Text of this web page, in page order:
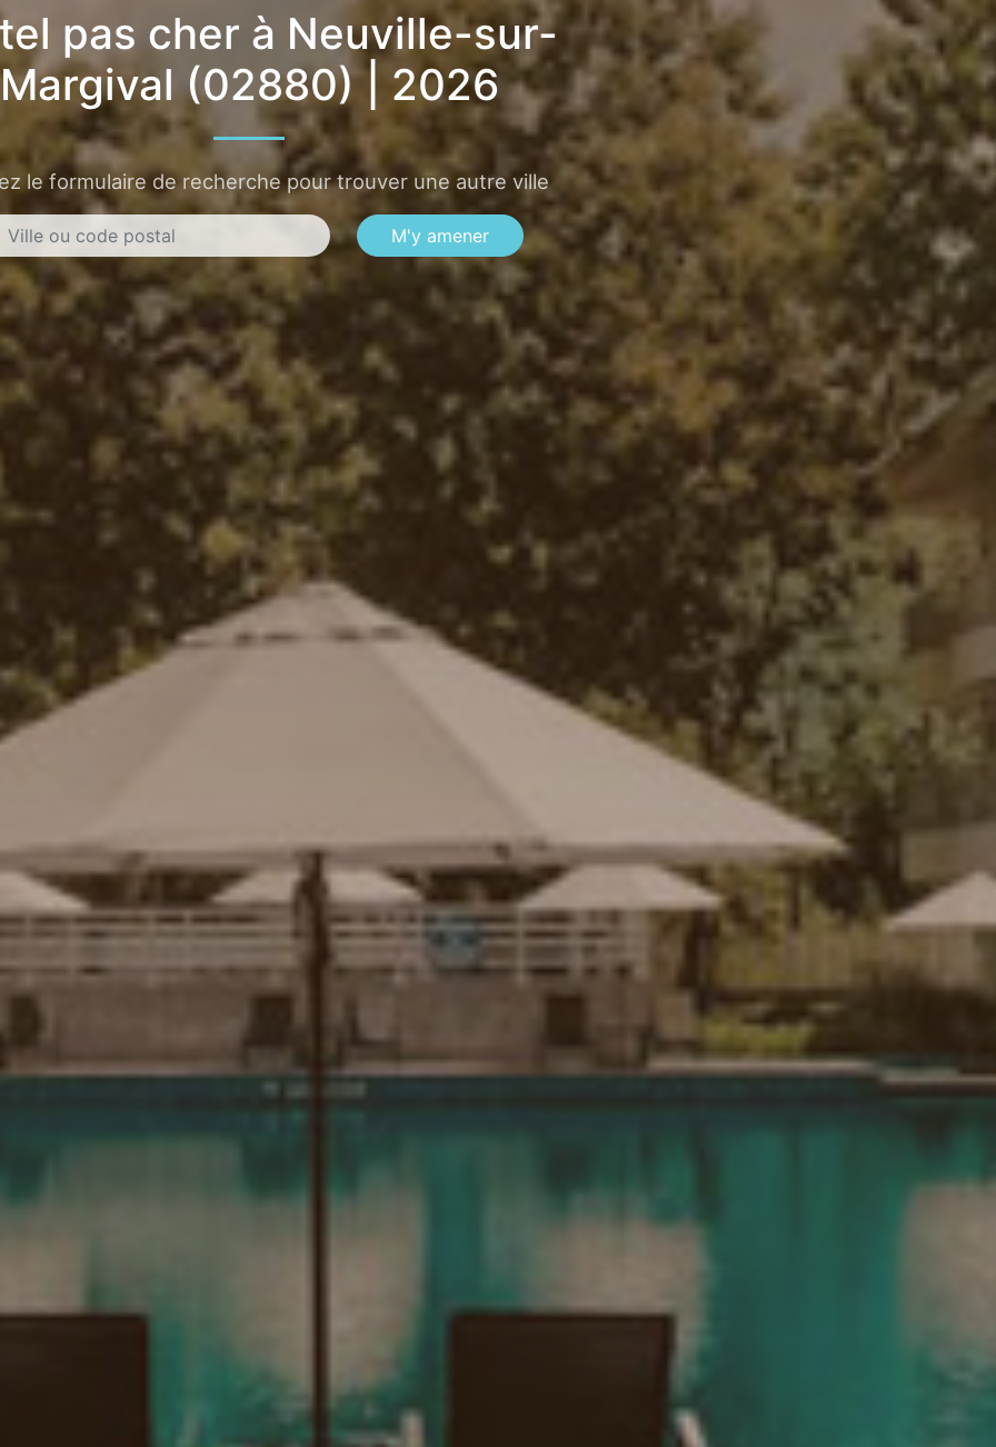
pas cher à Neuville-sur-
Margival (02880) | 2026
le formulaire de recherche pour trouver une autre ville
M'y amener